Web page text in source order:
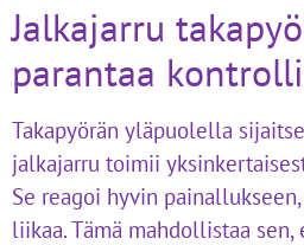
Jalkajarru
parantaa
Takapyörän yläpuolella
jalkajarru toimii
Se reagoi hyvin
liikaa. Tämä mahdollistaa